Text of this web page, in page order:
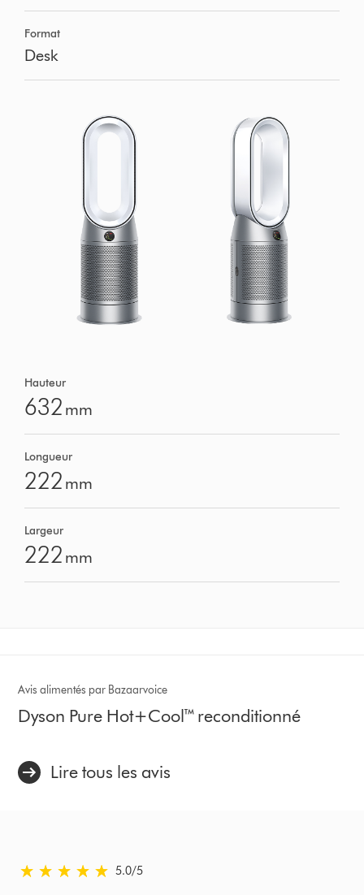
Format
Desk
Hauteur
632 mm
Longueur
222 mm
Largeur
222 mm
Avis alimentés par Bazaarvoice
Dyson Pure Hot+Cool™ reconditionné
Lire tous les avis
5.0 étoiles sur 5 de Examiné le Ratings
5.0/5